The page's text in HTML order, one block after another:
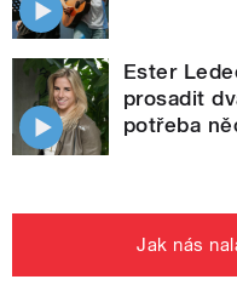
Ester
prosadit
potřeba
Jak nás